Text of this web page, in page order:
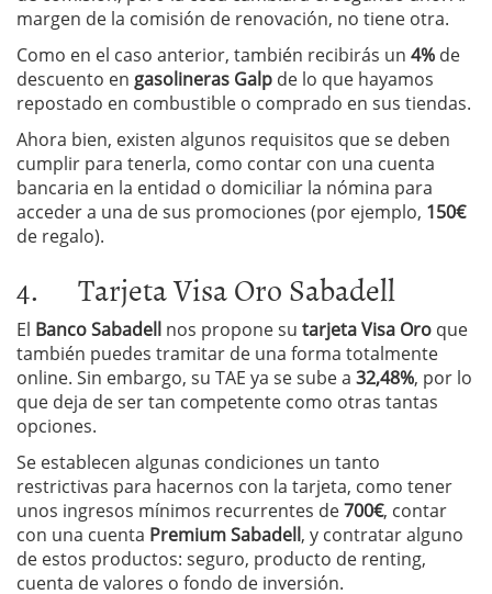
margen de la comisión de renovación, no tiene otra.
Como en el caso anterior, también recibirás un 4% de
descuento en gasolineras Galp de lo que hayamos
repostado en combustible o comprado en sus tiendas.
Ahora bien, existen algunos requisitos que se deben
cumplir para tenerla, como contar con una cuenta
bancaria en la entidad o domiciliar la nómina para
acceder a una de sus promociones (por ejemplo, 150€
de regalo).
4. Tarjeta Visa Oro Sabadell
El Banco Sabadell nos propone su tarjeta Visa Oro que
también puedes tramitar de una forma totalmente
online. Sin embargo, su TAE ya se sube a 32,48%, por lo
que deja de ser tan competente como otras tantas
opciones.
Se establecen algunas condiciones un tanto
restrictivas para hacernos con la tarjeta, como tener
unos ingresos mínimos recurrentes de700€, contar
con una cuenta Premium Sabadell, y contratar alguno
de estos productos: seguro, producto de renting,
cuenta de valores o fondo de inversión.